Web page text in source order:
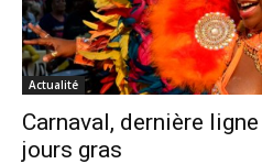
Actualité
Carnaval, dernière
jours gras